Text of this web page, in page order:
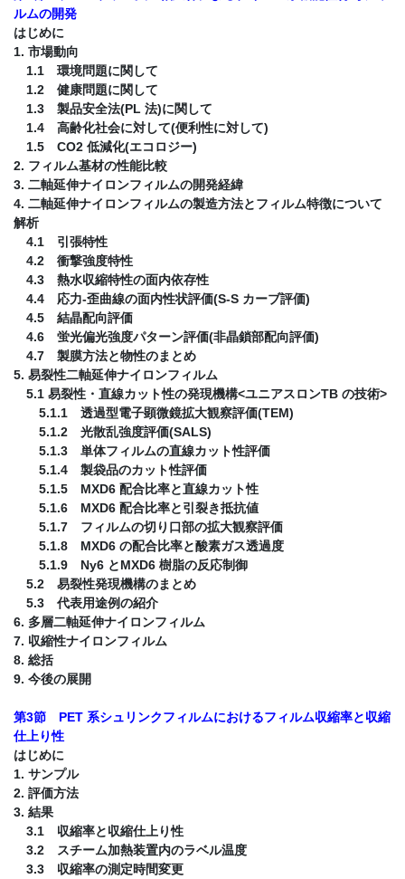
ルムの開発
はじめに
1. 市場動向
1.1 環境問題に関して
1.2 健康問題に関して
1.3 製品安全法(PL 法)に関して
1.4 高齢化社会に対して(便利性に対して)
1.5 CO2 低減化(エコロジー)
2. フィルム基材の性能比較
3. 二軸延伸ナイロンフィルムの開発経緯
4. 二軸延伸ナイロンフィルムの製造方法とフィルム特徴について
解析
4.1 引張特性
4.2 衝撃強度特性
4.3 熱水収縮特性の面内依存性
4.4 応力-歪曲線の面内性状評価(S-S カーブ評価)
4.5 結晶配向評価
4.6 蛍光偏光強度パターン評価(非晶鎖部配向評価)
4.7 製膜方法と物性のまとめ
5. 易裂性二軸延伸ナイロンフィルム
5.1 易裂性・直線カット性の発現機構<ユニアスロンTB の技術>
5.1.1 透過型電子顕微鏡拡大観察評価(TEM)
5.1.2 光散乱強度評価(SALS)
5.1.3 単体フィルムの直線カット性評価
5.1.4 製袋品のカット性評価
5.1.5 MXD6 配合比率と直線カット性
5.1.6 MXD6 配合比率と引裂き抵抗値
5.1.7 フィルムの切り口部の拡大観察評価
5.1.8 MXD6 の配合比率と酸素ガス透過度
5.1.9 Ny6 とMXD6 樹脂の反応制御
5.2 易裂性発現機構のまとめ
5.3 代表用途例の紹介
6. 多層二軸延伸ナイロンフィルム
7. 収縮性ナイロンフィルム
8. 総括
9. 今後の展開
第3節 PET 系シュリンクフィルムにおけるフィルム収縮率と収縮
仕上り性
はじめに
1. サンプル
2. 評価方法
3. 結果
3.1 収縮率と収縮仕上り性
3.2 スチーム加熱装置内のラベル温度
3.3 収縮率の測定時間変更